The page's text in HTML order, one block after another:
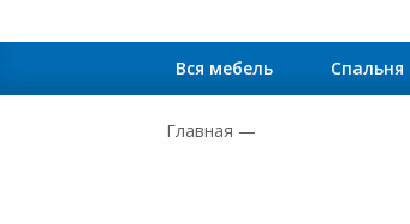
Вся мебель Cпальня
Главная —